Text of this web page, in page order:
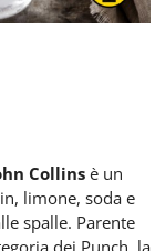
Collinsè un
limone, soda e
spalle. Parente